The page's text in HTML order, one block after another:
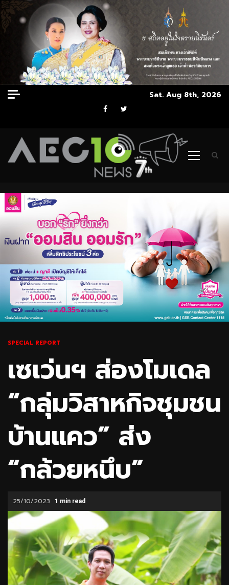
Skip
to
Sat. Aug 8th, 2026
Facebook
Twitter
Primary
SPECIAL REPORT
เซเว่นฯ ส่องโมเดล
“กลุ่มวิสาหกิจชุมชน
บ้านแคว” ส่ง
“กล้วยหนึบ”
25/10/2023 1 min read